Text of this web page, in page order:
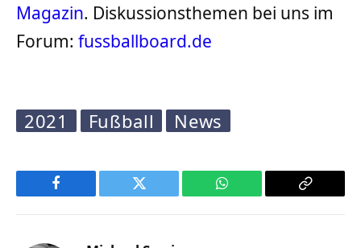
Magazin. Diskussionsthemen bei uns im
Forum: fussballboard.de
2021 Fußball News
Facebook Twitter WhatsApp
Copy